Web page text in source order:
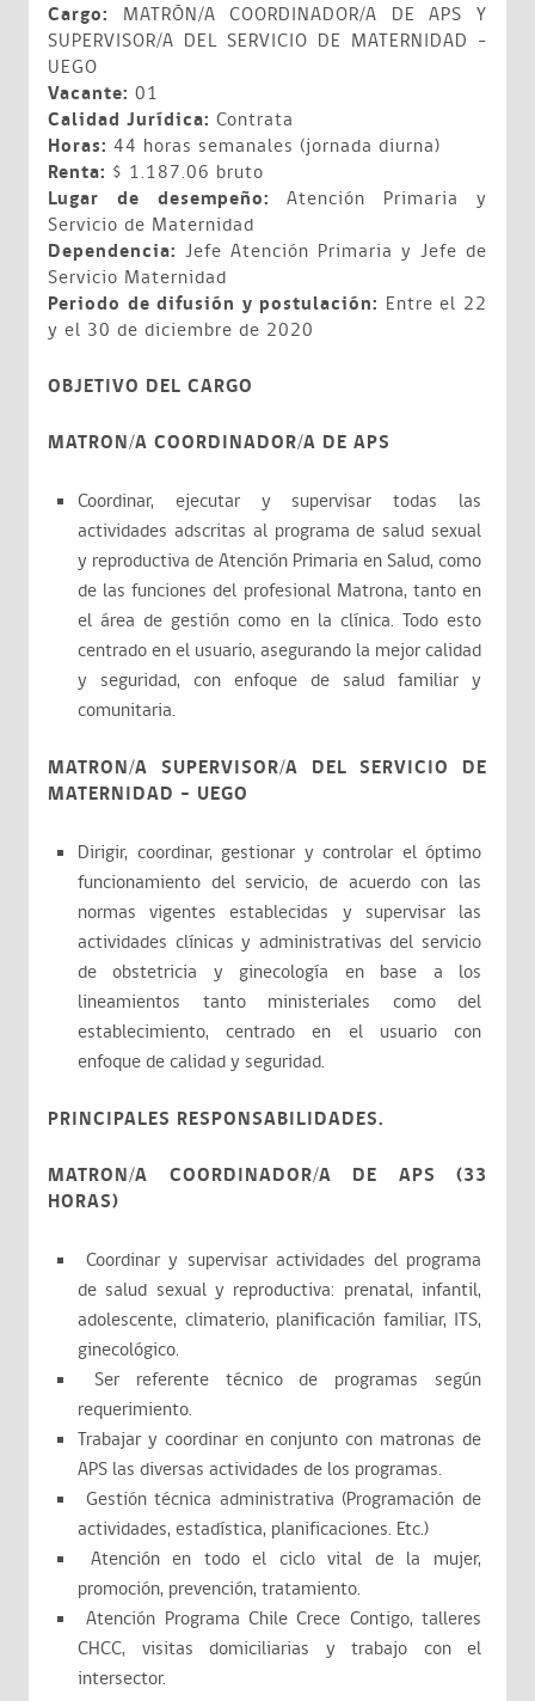
Cargo: MATRÓN/A COORDINADOR/A DE APS Y
SUPERVISOR/A DEL SERVICIO DE MATERNIDAD -
UEGO
Vacante: 01
Calidad Jurídica: Contrata
Horas: 44 horas semanales (jornada diurna)
Renta: $ 1.187.06 bruto
Lugar de desempeño: Atención Primaria y
Servicio de Maternidad
Dependencia: Jefe Atención Primaria y Jefe de
Servicio Maternidad
Periodo de difusión y postulación: Entre el 22
y el 30 de diciembre de 2020
OBJETIVO DEL CARGO
MATRON/A COORDINADOR/A DE APS
Coordinar, ejecutar y supervisar todas las
actividades adscritas al programa de salud sexual
y reproductiva de Atención Primaria en Salud, como
de las funciones del profesional Matrona, tanto en
el área de gestión como en la clínica. Todo esto
centrado en el usuario, asegurando la mejor calidad
y seguridad, con enfoque de salud familiar y
comunitaria.
MATRON/A SUPERVISOR/A DEL SERVICIO DE
MATERNIDAD – UEGO
Dirigir, coordinar, gestionar y controlar el óptimo
funcionamiento del servicio, de acuerdo con las
normas vigentes establecidas y supervisar las
actividades clínicas y administrativas del servicio
de obstetricia y ginecología en base a los
lineamientos tanto ministeriales como del
establecimiento, centrado en el usuario con
enfoque de calidad y seguridad.
PRINCIPALES RESPONSABILIDADES.
MATRON/A COORDINADOR/A DE APS (33
HORAS)
Coordinar y supervisar actividades del programa
de salud sexual y reproductiva: prenatal, infantil,
adolescente, climaterio, planificación familiar, ITS,
ginecológico.
Ser referente técnico de programas según
requerimiento.
Trabajar y coordinar en conjunto con matronas de
APS las diversas actividades de los programas.
Gestión técnica administrativa (Programación de
actividades, estadística, planificaciones. Etc.)
Atención en todo el ciclo vital de la mujer,
promoción, prevención, tratamiento.
Atención Programa Chile Crece Contigo, talleres
CHCC, visitas domiciliarias y trabajo con el
intersector.